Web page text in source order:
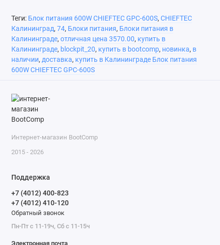
Теги: Блок питания 600W CHIEFTEC GPC-600S, CHIEFTEC
Калининград, 74, Блоки питания, Блоки питания в
Калининграде, отличная цена 3570.00, купить в
Калининграде, blockpit_20, купить в bootcomp, новинка, в
наличии, доставка, купить в Калининграде Блок питания
600W CHIEFTEC GPC-600S
Интернет-магазин BootComp
2015 - 2026
Поддержка
+7 (4012) 400-823
+7 (4012) 410-120
Обратный звонок
Пн-Пт с 11-19ч, Сб с 11-15ч
Электронная почта